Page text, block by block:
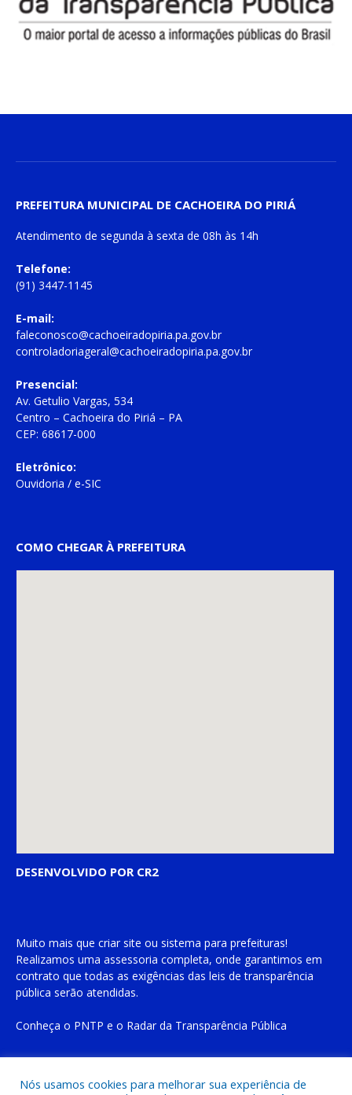
PREFEITURA MUNICIPAL DE CACHOEIRA DO PIRIÁ
Atendimento de segunda à sexta de 08h às 14h
Telefone:
(91) 3447-1145
E-mail:
faleconosco@cachoeiradopiria.pa.gov.br
controladoriageral@cachoeiradopiria.pa.gov.br
Presencial:
Av. Getulio Vargas, 534
Centro – Cachoeira do Piriá – PA
CEP: 68617-000
Eletrônico:
Ouvidoria / e-SIC
COMO CHEGAR À PREFEITURA
DESENVOLVIDO POR CR2
Muito mais que criar site ou sistema para prefeituras!
Realizamos uma assessoria completa, onde garantimos em
contrato que todas as exigências das leis de transparência
pública serão atendidas.
Conheça o PNTP e o Radar da Transparência Pública
Nós usamos cookies para melhorar sua experiência de